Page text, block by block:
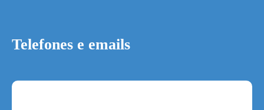
Telefones e emails